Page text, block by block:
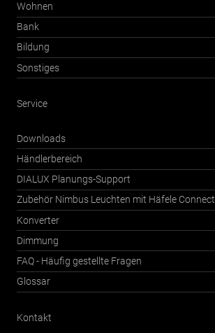
Wohnen
Bank
Bildung
Sonstiges
Service
Downloads
Händlerbereich
DIALUX Planungs-Support
Zubehör Nimbus Leuchten mit Häfele Connect
Konverter
Dimmung
FAQ - Häufig gestellte Fragen
Glossar
Kontakt